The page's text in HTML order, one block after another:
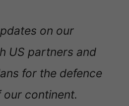
on our
US partners and
for the defence
continent.